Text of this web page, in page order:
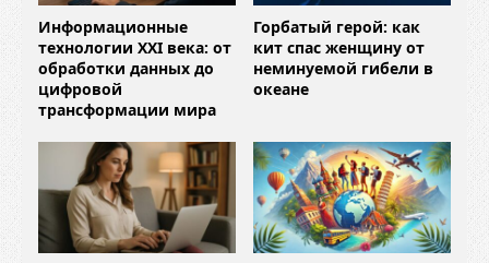
Информационные
технологии XXI века: от
обработки данных до
цифровой
трансформации мира
Горбатый герой: как
кит спас женщину от
неминуемой гибели в
океане